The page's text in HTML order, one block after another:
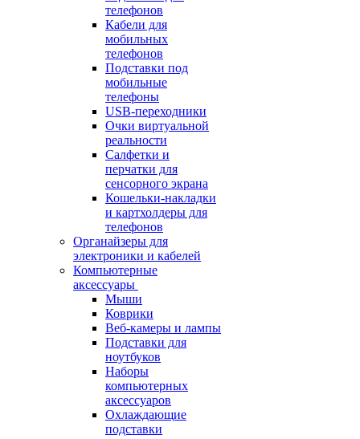
телефонов
Кабели для
мобильных
телефонов
Подставки под
мобильные
телефоны
USB-переходники
Очки виртуальной
реальности
Салфетки и
перчатки для
сенсорного экрана
Кошельки-накладки
и картхолдеры для
телефонов
Органайзеры для
электроники и кабелей
Компьютерные
аксессуары
Мыши
Коврики
Веб-камеры и лампы
Подставки для
ноутбуков
Наборы
компьютерных
аксессуаров
Охлаждающие
подставки